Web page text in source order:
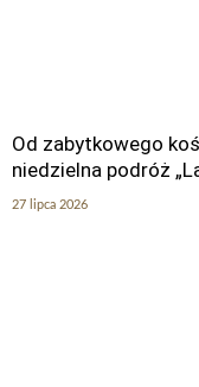
Od zabytkowego
niedzielna podróż
27 lipca 2026